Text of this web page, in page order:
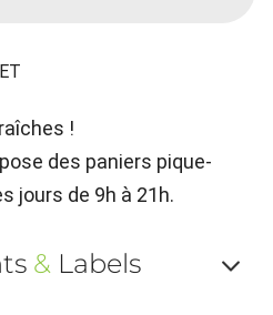
!
des paniers pique-
jours de 9h à 21h.
&Labels